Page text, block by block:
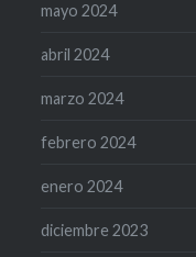
mayo 2024
abril 2024
marzo 2024
febrero 2024
enero 2024
diciembre 2023